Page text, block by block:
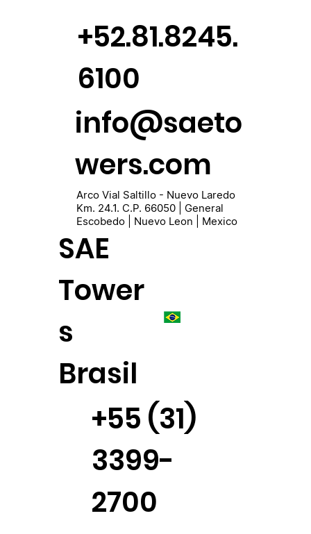
+52.81.8245.
6100
info@saeto
wers.com
Arco Vial Saltillo - Nuevo Laredo
Km. 24.1. C.P. 66050 | General
Escobedo | Nuevo Leon | Mexico
SAE
Tower
s
Brasil
+55 (31)
3399-
2700